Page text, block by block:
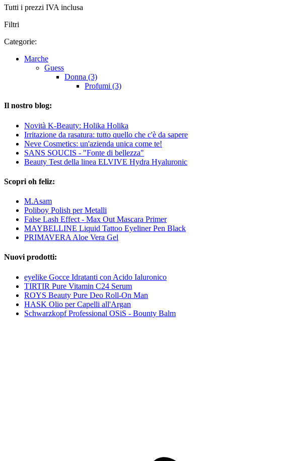
Tutti i prezzi IVA inclusa
Filtri
Categorie:
Marche
Guess
Donna (3)
Profumi (3)
Il nostro blog:
Novità K-Beauty: Holika Holika
Irritazione da rasatura: tutto quello che c'è da sapere
Neve Cosmetics: un'azienda unica come te!
SANS SOUCIS - "Fonte di bellezza"
Beauty Test della linea ELVIVE Hydra Hyaluronic
Scopri oh feliz:
M.Asam
Poliboy Polish per Metalli
False Lash Effect - Max Out Mascara Primer
MAYBELLINE Liquid Tattoo Eyeliner Pen Black
PRIMAVERA Aloe Vera Gel
Nuovi prodotti:
eyelike Gocce Idratanti con Acido Ialuronico
TIRTIR Pure Vitamin C24 Serum
ROYS Beauty Pure Deo Roll-On Man
HASK Olio per Capelli all'Argan
Schwarzkopf Professional OSiS - Bounty Balm